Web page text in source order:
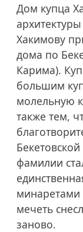
Дом купца
Хакимову
дома по
Карима).
большим
молельную
также тем,
фамилии
минаретами
мечеть
заново.